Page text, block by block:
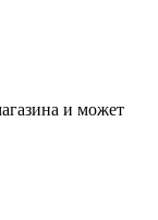
и может